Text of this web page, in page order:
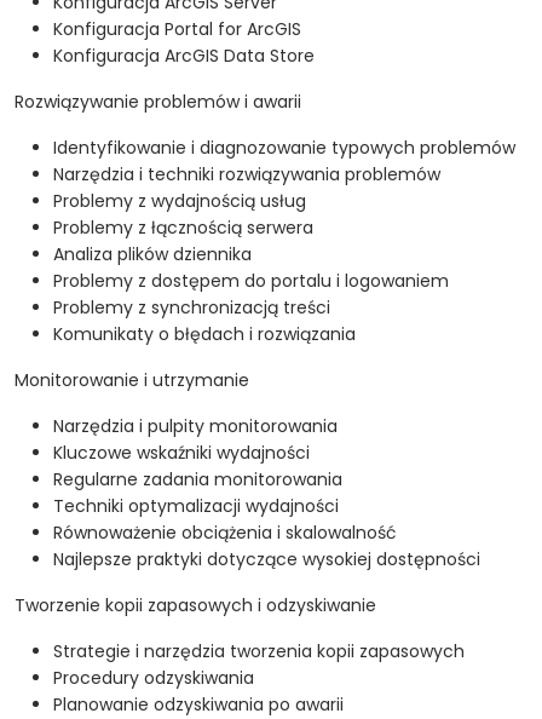
Konfiguracja Portal for ArcGIS
Konfiguracja ArcGIS Data Store
Rozwiązywanie problemów i awarii
Identyfikowanie i diagnozowanie typowych problemów
Narzędzia i techniki rozwiązywania problemów
Problemy z wydajnością usług
Problemy z łącznością serwera
Analiza plików dziennika
Problemy z dostępem do portalu i logowaniem
Problemy z synchronizacją treści
Komunikaty o błędach i rozwiązania
Monitorowanie i utrzymanie
Narzędzia i pulpity monitorowania
Kluczowe wskaźniki wydajności
Regularne zadania monitorowania
Techniki optymalizacji wydajności
Równoważenie obciążenia i skalowalność
Najlepsze praktyki dotyczące wysokiej dostępności
Tworzenie kopii zapasowych i odzyskiwanie
Strategie i narzędzia tworzenia kopii zapasowych
Procedury odzyskiwania
Planowanie odzyskiwania po awarii